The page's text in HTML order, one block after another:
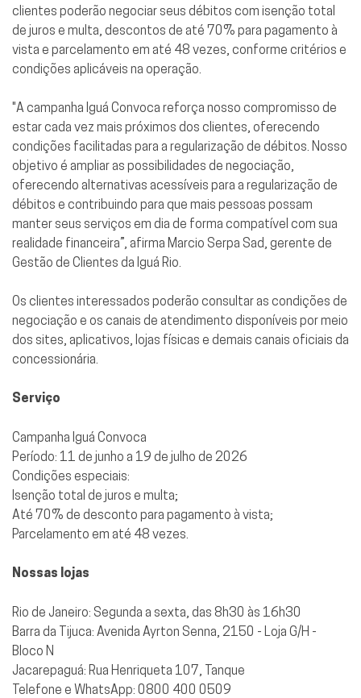
clientes poderão negociar seus débitos com isenção total
de juros e multa, descontos de até 70% para pagamento à
vista e parcelamento em até 48 vezes, conforme critérios e
condições aplicáveis na operação.
"A campanha Iguá Convoca reforça nosso compromisso de
estar cada vez mais próximos dos clientes, oferecendo
condições facilitadas para a regularização de débitos. Nosso
objetivo é ampliar as possibilidades de negociação,
oferecendo alternativas acessíveis para a regularização de
débitos e contribuindo para que mais pessoas possam
manter seus serviços em dia de forma compatível com sua
realidade financeira”, afirma Marcio Serpa Sad, gerente de
Gestão de Clientes da Iguá Rio.
Os clientes interessados poderão consultar as condições de
negociação e os canais de atendimento disponíveis por meio
dos sites, aplicativos, lojas físicas e demais canais oficiais da
concessionária.
Serviço
Campanha Iguá Convoca
Período: 11 de junho a 19 de julho de 2026
Condições especiais:
Isenção total de juros e multa;
Até 70% de desconto para pagamento à vista;
Parcelamento em até 48 vezes.
Nossas lojas
Rio de Janeiro: Segunda a sexta, das 8h30 às 16h30
Barra da Tijuca: Avenida Ayrton Senna, 2150 - Loja G/H -
Bloco N
Jacarepaguá: Rua Henriqueta 107, Tanque
Telefone e WhatsApp: 0800 400 0509